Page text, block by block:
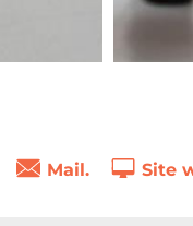
Mail. Site